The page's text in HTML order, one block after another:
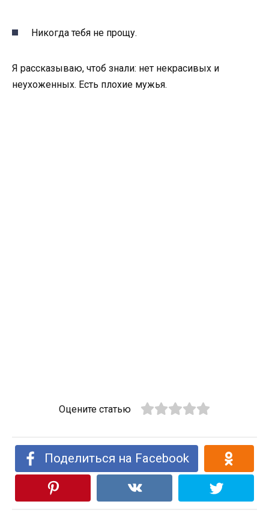
Никогда тебя не прощу.
Я рассказываю, чтоб знали: нет некрасивых и
неухоженных. Есть плохие мужья.
Оцените статью
Поделиться на Facebook